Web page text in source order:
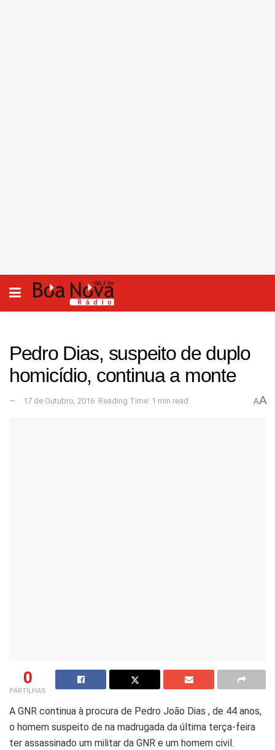
Pedro Dias, suspeito de duplo
homicídio, continua a monte
17 de Outubro, 2016 Reading Time: 1 min read AA
0
PARTILHAS
A GNR continua à procura de Pedro João Dias , de 44 anos,
o homem suspeito de na madrugada da última terça-feira
ter assassinado um militar da GNR e um homem civil.